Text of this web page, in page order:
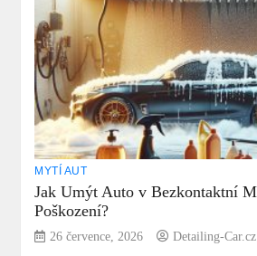
MYTÍ AUT
Jak Umýt Auto v Bezkontaktní
Poškození?
26 července, 2026 Detailing-Car.cz